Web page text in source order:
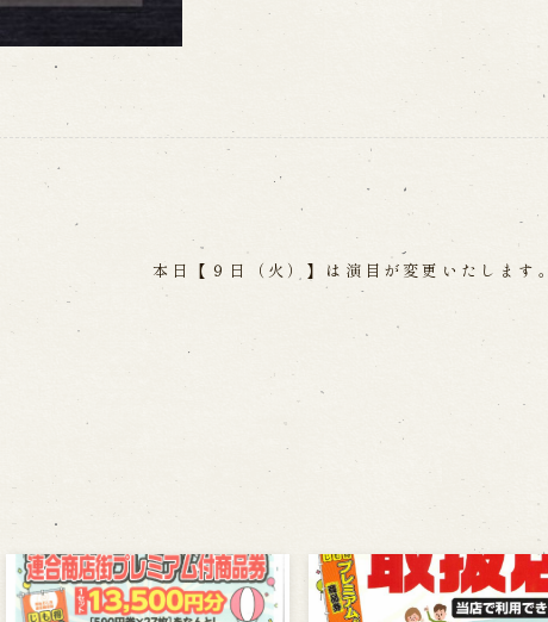
本日【９日（火）】は演目が変更いたします。